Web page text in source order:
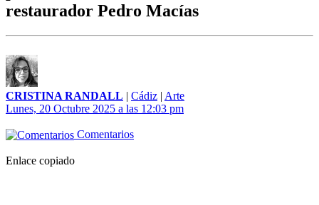
restaurador Pedro Macías
CRISTINA RANDALL | Cádiz | Arte
Lunes, 20 Octubre 2025 a las 12:03 pm
Comentarios
Enlace copiado